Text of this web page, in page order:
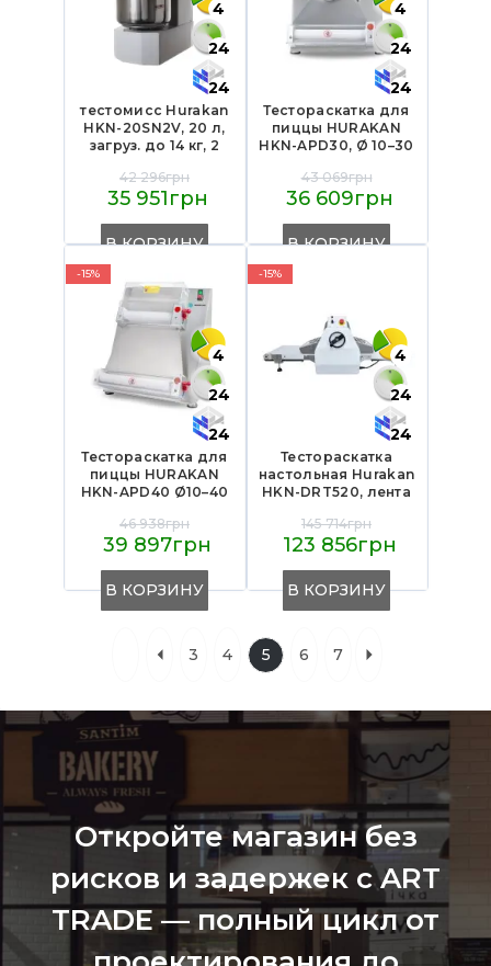
4
24
24
тестомисс Hurakan
HKN-20SN2V, 20 л,
загруз. до 14 кг, 2
чаша, рем. привод,
фикс. бочка, 1,1 кВт,
42 296грн
35 951грн
В КОРЗИНУ
4
24
24
Тестораскатка для
пиццы HURAKAN
HKN-APD30, Ø 10–30
из пищевого
поликарбоната,
сталь, 495×500×640
43 069грн
36 609грн
В КОРЗИНУ
-15%
4
24
24
Тестораскатка для
пиццы HURAKAN
HKN-APD40 Ø10–40
поликарбонатные
валики, корпус
540×550×650 мм,
для пиццерий
46 938грн
39 897грн
В КОРЗИНУ
-15%
4
24
24
Тестораскатка
настольная Hurakan
HKN-DRT520, лента
мм, толщина 1–40
мм, окрашенная
145 714грн
123 856грн
В КОРЗИНУ
3 4 5 6 7
Откройте магазин без
рисков и задержек с ART
TRADE — полный цикл от